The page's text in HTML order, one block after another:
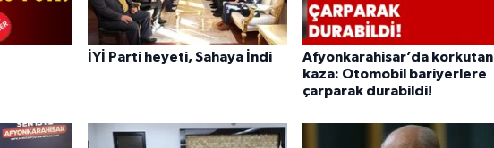
İYİ Parti heyeti, Sahaya İndi
Afyonkarahisar’da korkutan
kaza: Otomobil bariyerlere
çarparak durabildi!